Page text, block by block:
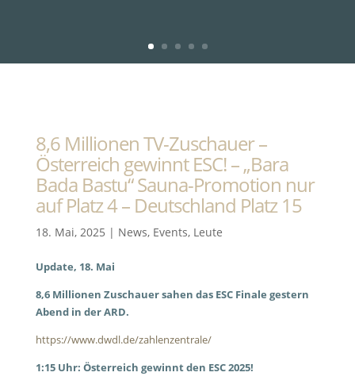
8,6 Millionen TV-Zuschauer –
Österreich gewinnt ESC! – „Bara
Bada Bastu“ Sauna-Promotion nur
auf Platz 4 – Deutschland Platz 15
18. Mai, 2025 | News, Events, Leute
Update, 18. Mai
8,6 Millionen Zuschauer sahen das ESC Finale gestern
Abend in der ARD.
https://www.dwdl.de/zahlenzentrale/
1:15 Uhr: Österreich gewinnt den ESC 2025!